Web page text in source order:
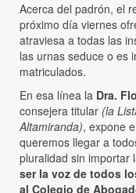
Acerca del padrón, el
próximo día viernes
atraviesa a todas las
las urnas seduce o es
matriculados.
En esa línea la Dra.
consejera titular (la
Altamiranda), expone
queremos llegar a
pluralidad sin importar
ser la voz de todos
al Colegio de